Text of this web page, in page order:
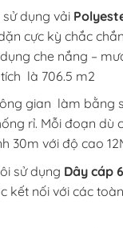
sử dụng vải
cực kỳ chắc
che nắng –
là 706.5 m2
gian làm bằng
rỉ. Mỗi đoạn dù
30m với độ cao
sử dụng Dây cáp 6
kết nối với các